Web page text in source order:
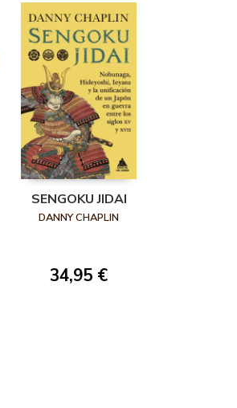
SENGOKU JIDAI
DANNY CHAPLIN
34,95 €